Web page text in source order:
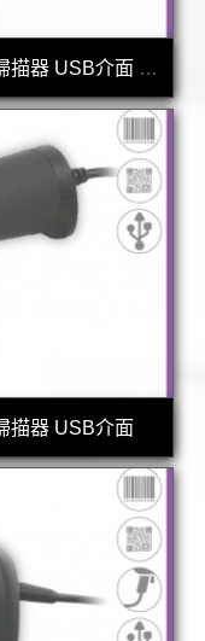
DK-5099 二維有線堅固型急速條碼掃描器 USB介面 行動支付專用款
描器 USB介面